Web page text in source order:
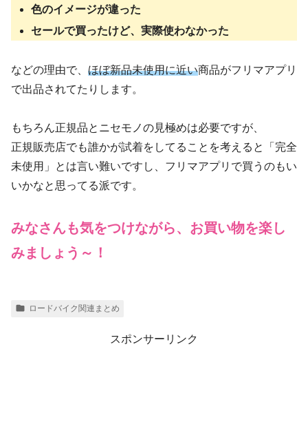
色のイメージが違った
セールで買ったけど、実際使わなかった
などの理由で、 ほぼ新品未使用に近い商品がフリマアプリ
で出品されてたりします。
もちろん正規品とニセモノの見極めは必要ですが、
正規販売店でも誰かが試着をしてることを考えると「完全
未使用」とは言い難いですし、フリマアプリで買うのもい
いかなと思ってる派です。
みなさんも気をつけながら、お買い物を楽し
みましょう～！
ロードバイク関連まとめ
スポンサーリンク